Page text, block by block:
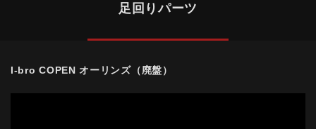
足回りパーツ
I-bro COPEN オーリンズ（廃盤）